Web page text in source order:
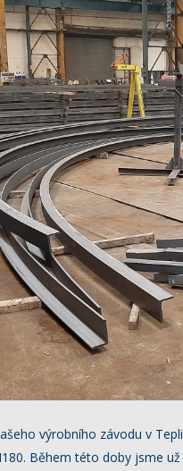
výrobního závodu v
Během této doby jsme